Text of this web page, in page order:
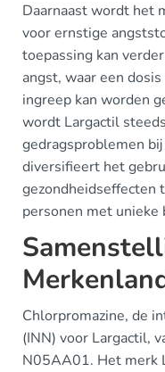
Daarnaast wordt het
voor ernstige
toepassing kan
angst, waar een
ingreep kan worden
wordt Largactil
gedragsproblemen
diversifieert het
gezondheidseffecten
personen met unieke
Chlorpromazine, de
(INN) voor Largactil,
N05AA01. Het merk